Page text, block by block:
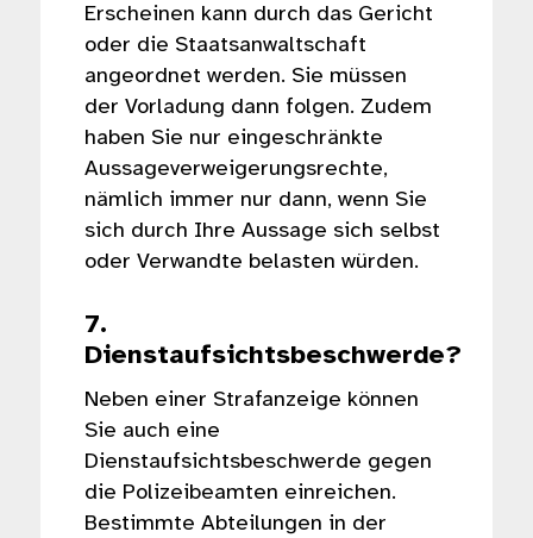
Erscheinen kann durch das Gericht
oder die Staatsanwaltschaft
angeordnet werden. Sie müssen
der Vorladung dann folgen. Zudem
haben Sie nur eingeschränkte
Aussageverweigerungsrechte,
nämlich immer nur dann, wenn Sie
sich durch Ihre Aussage sich selbst
oder Verwandte belasten würden.
7.
Dienstaufsichtsbeschwerde?
Neben einer Strafanzeige können
Sie auch eine
Dienstaufsichtsbeschwerde gegen
die Polizeibeamten einreichen.
Bestimmte Abteilungen in der